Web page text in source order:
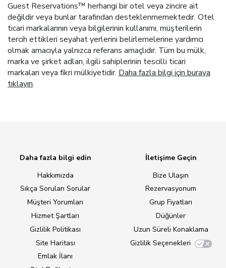
Guest Reservations™ herhangi bir otel veya zincire ait
değildir veya bunlar tarafından desteklenmemektedir. Otel
ticari markalarının veya bilgilerinin kullanımı, müşterilerin
tercih ettikleri seyahat yerlerini belirlemelerine yardımcı
olmak amacıyla yalnızca referans amaçlıdır. Tüm bu mülk,
marka ve şirket adları, ilgili sahiplerinin tescilli ticari
markaları veya fikri mülkiyetidir. Daha fazla bilgi için buraya
tıklayın.
Daha fazla bilgi edin
Hakkımızda
Sıkça Sorulan Sorular
Müşteri Yorumları
Hizmet Şartları
Gizlilik Politikası
Site Haritası
Emlak İlanı
İletişime Geçin
Bize Ulaşın
Rezervasyonum
Grup Fiyatları
Düğünler
Uzun Süreli Konaklama
Gizlilik Seçenekleri